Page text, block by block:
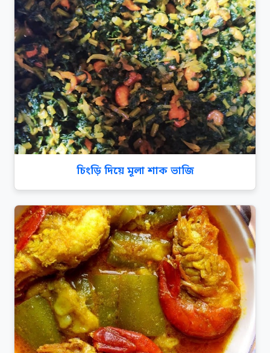
চিংড়ি দিয়ে মূলা শাক ভাজি